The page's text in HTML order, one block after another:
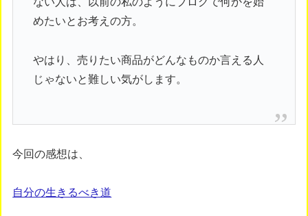
めたいとお考えの方。
やはり、売りたい商品がどんなものか言える人
じゃないと難しい気がします。
今回の感想は、
自分の生きるべき道